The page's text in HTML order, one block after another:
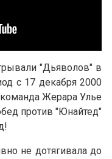
"Дьяволов" в
с 17 декабря 2000
Жерара Улье
против "Юнайтед"
не дотягивала до